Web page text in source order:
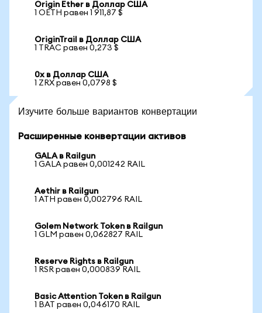
Origin Ether в Доллар США
1 OETH равен 1 911,87 $
OriginTrail в Доллар США
1 TRAC равен 0,273 $
0x в Доллар США
1 ZRX равен 0,0798 $
Изучите больше вариантов конвертации
Расширенные конвертации активов
GALA в Railgun
1 GALA равен 0,001242 RAIL
Aethir в Railgun
1 ATH равен 0,002796 RAIL
Golem Network Token в Railgun
1 GLM равен 0,062827 RAIL
Reserve Rights в Railgun
1 RSR равен 0,000839 RAIL
Basic Attention Token в Railgun
1 BAT равен 0,046170 RAIL